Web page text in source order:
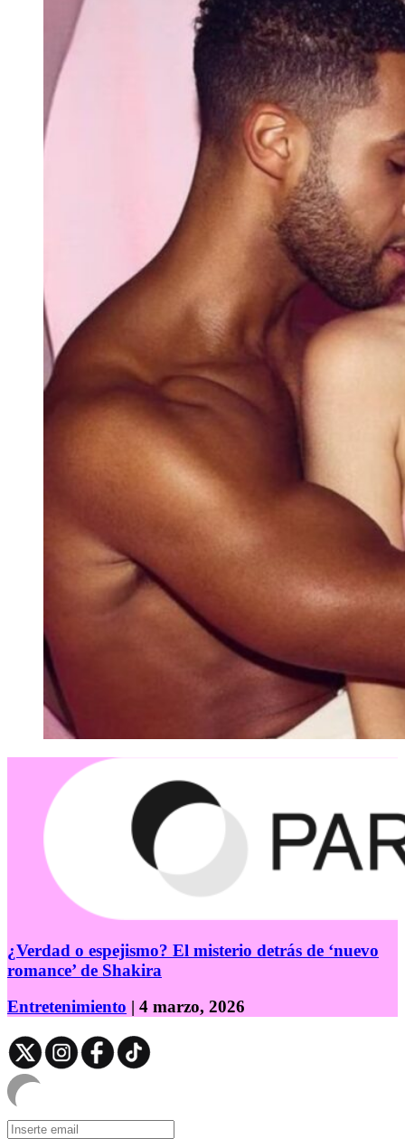
¿Verdad o espejismo? El misterio detrás de ‘nuevo
romance’ de Shakira
Entretenimiento | 4 marzo, 2026